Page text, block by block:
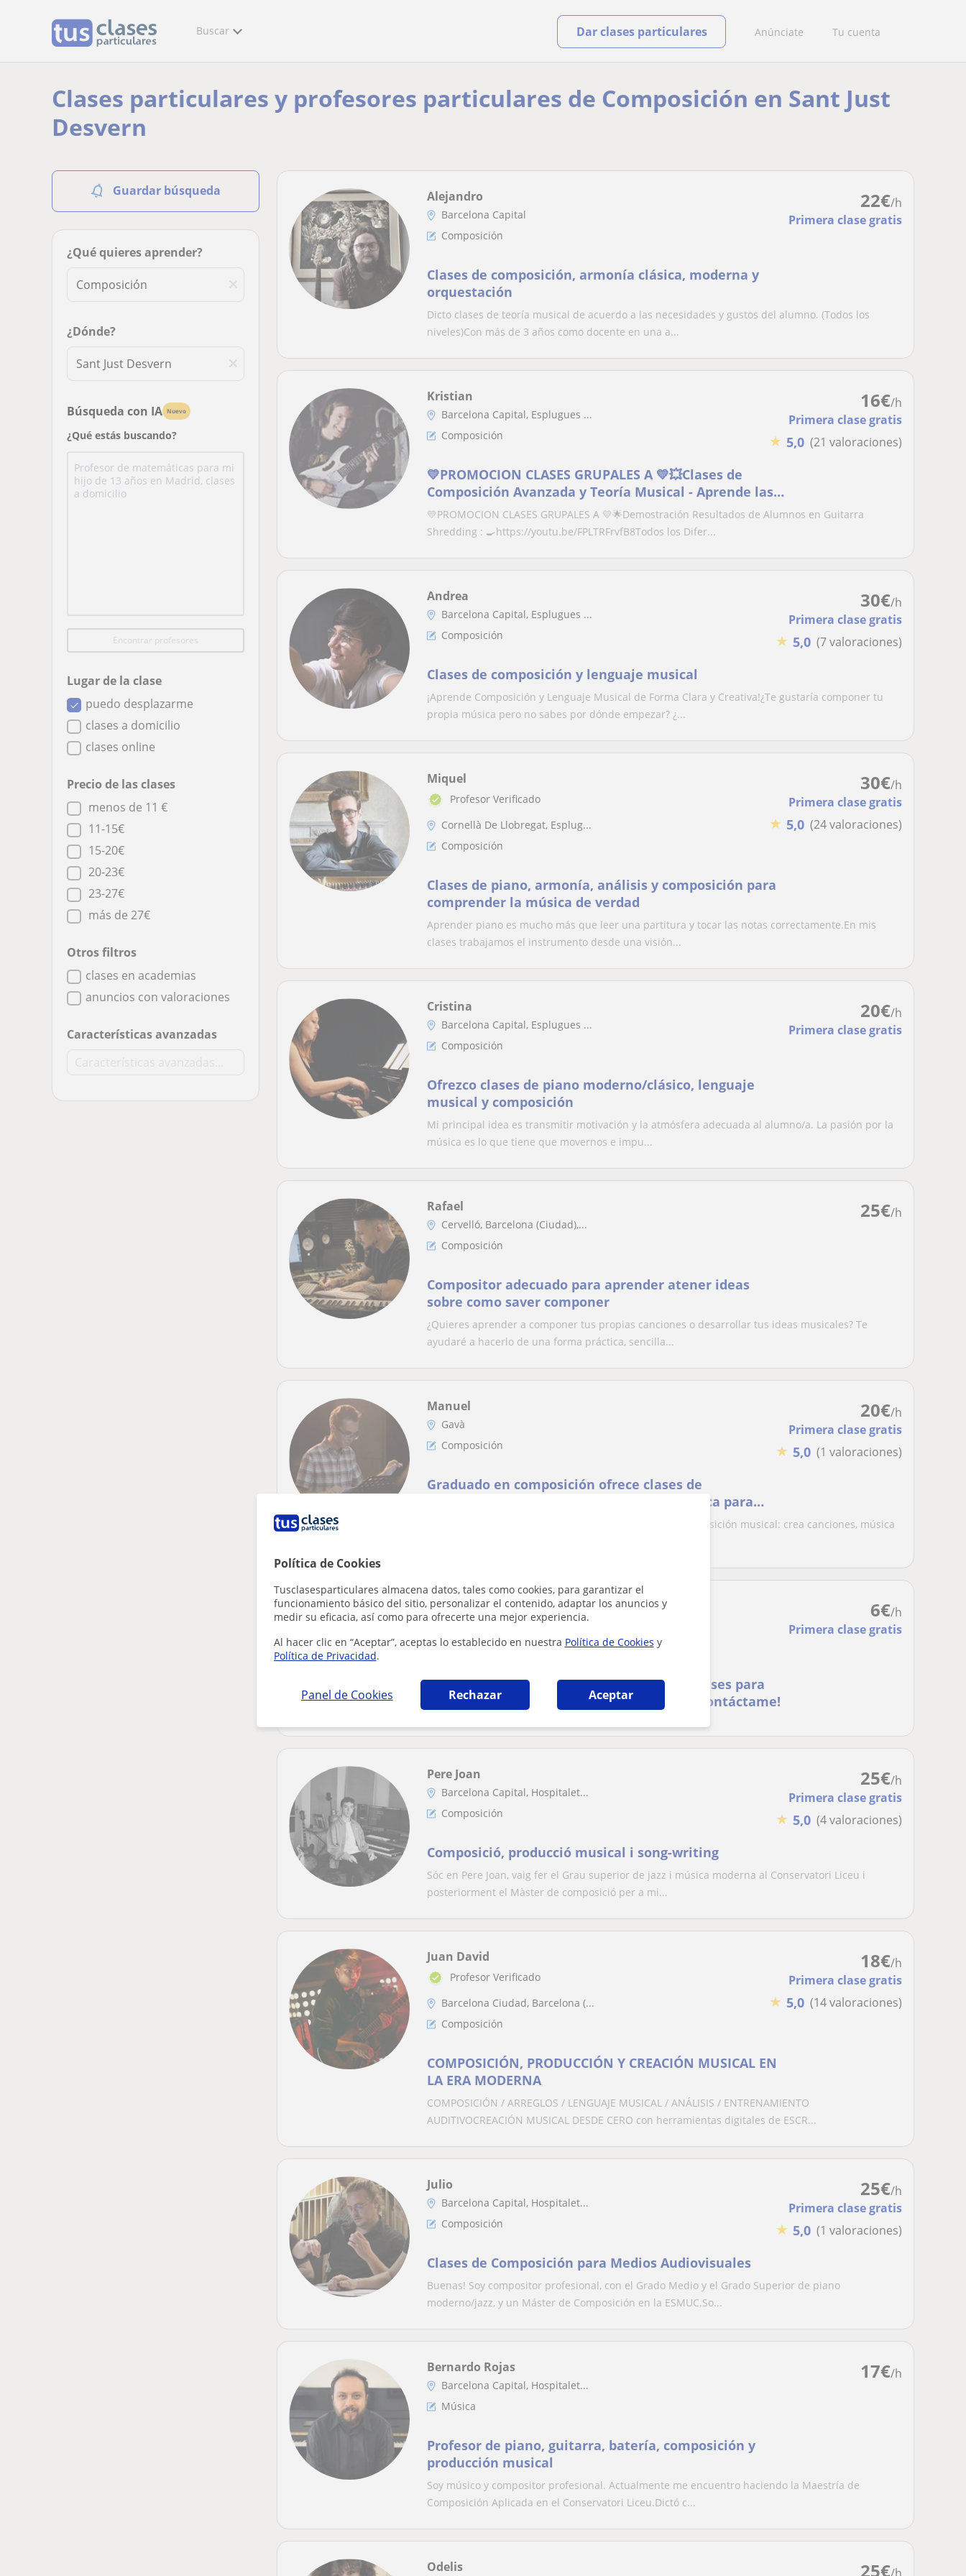
Política de Cookies
Tusclasesparticulares almacena datos, tales como cookies, para garantizar el
funcionamiento básico del sitio, personalizar el contenido, adaptar los anuncios y
medir su eficacia, así como para ofrecerte una mejor experiencia.
Al hacer clic en “Aceptar”, aceptas lo establecido en nuestra Política de Cookies y
Política de Privacidad.
Panel de Cookies Rechazar Aceptar
Buscar Anúnciate Tu cuenta
Dar clases particulares
Clases particulares y profesores particulares de Composición en Sant Just
Desvern
Guardar búsqueda
¿Qué quieres aprender?
¿Dónde?
Búsqueda con IA Nuevo
¿Qué estás buscando?
Encontrar profesores
Lugar de la clase
puedo desplazarme
clases a domicilio
clases online
Precio de las clases
menos de 11 €
11-15€
15-20€
20-23€
23-27€
más de 27€
Otros filtros
clases en academias
anuncios con valoraciones
Características avanzadas
22€/h
Primera clase gratis
Alejandro
Barcelona Capital
Composición
Clases de composición, armonía clásica, moderna y
orquestación
Dicto clases de teoría musical de acuerdo a las necesidades y gustos del alumno. (Todos los
niveles)Con más de 3 años como docente en una a...
16€/h
Primera clase gratis
★ 5,0 (21 valoraciones)
Kristian
Barcelona Capital, Esplugues ...
Composición
💛PROMOCION CLASES GRUPALES A 💛💥Clases de
Composición Avanzada y Teoría Musical - Aprende las
ultimas técnicas compositivas
💛PROMOCION CLASES GRUPALES A 💛🌟Demostración Resultados de Alumnos en Guitarra
Shredding : 🍳https://youtu.be/FPLTRFrvfB8Todos los Difer...
30€/h
Primera clase gratis
★ 5,0 (7 valoraciones)
Andrea
Barcelona Capital, Esplugues ...
Composición
Clases de composición y lenguaje musical
¡Aprende Composición y Lenguaje Musical de Forma Clara y Creativa!¿Te gustaría componer tu
propia música pero no sabes por dónde empezar? ¿...
30€/h
Primera clase gratis
★ 5,0 (24 valoraciones)
Miquel
Profesor Verificado
Cornellà De Llobregat, Esplug...
Composición
Clases de piano, armonía, análisis y composición para
comprender la música de verdad
Aprender piano es mucho más que leer una partitura y tocar las notas correctamente.En mis
clases trabajamos el instrumento desde una visión...
20€/h
Primera clase gratis
Cristina
Barcelona Capital, Esplugues ...
Composición
Ofrezco clases de piano moderno/clásico, lenguaje
musical y composición
Mi principal idea es transmitir motivación y la atmósfera adecuada al alumno/a. La pasión por la
música es lo que tiene que movernos e impu...
25€/h
Rafael
Cervelló, Barcelona (Ciudad),...
Composición
Compositor adecuado para aprender atener ideas
sobre como saver componer
¿Quieres aprender a componer tus propias canciones o desarrollar tus ideas musicales? Te
ayudaré a hacerlo de una forma práctica, sencilla...
20€/h
Primera clase gratis
★ 5,0 (1 valoraciones)
Manuel
Gavà
Composición
Graduado en composición ofrece clases de
composición musical: crea canciones, música para
Graduado en composición musical ofrece clases de composición musical: crea canciones, música
6€/h
Primera clase gratis
Eliezer
Sant Vicenç Dels Horts
Composición
Hola! Llevo 20 años usando Ableton. Doy clases para
empezar a producir música. ¿Te animas? ¡Contáctame!
25€/h
Primera clase gratis
★ 5,0 (4 valoraciones)
Pere Joan
Barcelona Capital, Hospitalet...
Composición
Composició, producció musical i song-writing
Sóc en Pere Joan, vaig fer el Grau superior de jazz i música moderna al Conservatori Liceu i
posteriorment el Màster de composició per a mi...
18€/h
Primera clase gratis
★ 5,0 (14 valoraciones)
Juan David
Profesor Verificado
Barcelona Ciudad, Barcelona (...
Composición
COMPOSICIÓN, PRODUCCIÓN Y CREACIÓN MUSICAL EN
LA ERA MODERNA
COMPOSICIÓN / ARREGLOS / LENGUAJE MUSICAL / ANÁLISIS / ENTRENAMIENTO
AUDITIVOCREACIÓN MUSICAL DESDE CERO con herramientas digitales de ESCR...
25€/h
Primera clase gratis
★ 5,0 (1 valoraciones)
Julio
Barcelona Capital, Hospitalet...
Composición
Clases de Composición para Medios Audiovisuales
Buenas! Soy compositor profesional, con el Grado Medio y el Grado Superior de piano
moderno/jazz, y un Máster de Composición en la ESMUC.So...
17€/h
Bernardo Rojas
Barcelona Capital, Hospitalet...
Música
Profesor de piano, guitarra, batería, composición y
producción musical
Soy músico y compositor profesional. Actualmente me encuentro haciendo la Maestría de
Composición Aplicada en el Conservatori Liceu.Dictó c...
25€
Odelis